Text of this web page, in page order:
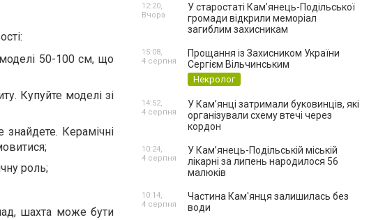
50-100 см, що
Купуйте моделі зі
Керамічні
роль;
шахта може бути
У старостаті Кам’янець-Подільської
громади відкрили меморіал
загиблим захисникам
12:20,
Вчора
Прощання із Захисником України
Сергієм Вільчинським
Некролог
15:08,
4 серпня
У Кам’янці затримали буковинців, які
організували схему втечі через
кордон
14:52,
4 серпня
У Кам’янець-Подільській міській
лікарні за липень народилося 56
малюків
10:24,
4 серпня
Частина Кам'янця залишилась без
води
10:14,
4 серпня